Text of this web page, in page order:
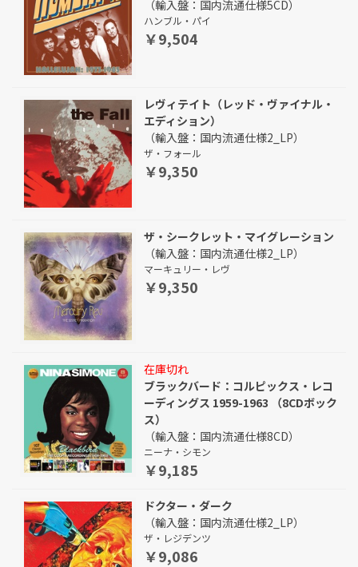
（輸入盤：国内流通仕様5CD）
ハンブル・パイ
￥9,504
レヴィテイト（レッド・ヴァイナル・
エディション）
（輸入盤：国内流通仕様2_LP）
ザ・フォール
￥9,350
ザ・シークレット・マイグレーション
（輸入盤：国内流通仕様2_LP）
マーキュリー・レヴ
￥9,350
在庫切れ
ブラックバード：コルピックス・レコ
ーディングス 1959-1963 （8CDボック
ス）
（輸入盤：国内流通仕様8CD）
ニーナ・シモン
￥9,185
ドクター・ダーク
（輸入盤：国内流通仕様2_LP）
ザ・レジデンツ
￥9,086